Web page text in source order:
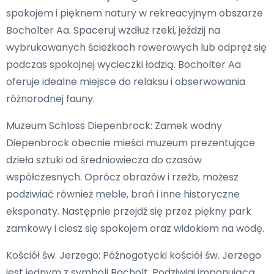
spokojem i pięknem natury w rekreacyjnym obszarze
Bocholter Aa. Spaceruj wzdłuż rzeki, jeździj na
wybrukowanych ścieżkach rowerowych lub odpręż się
podczas spokojnej wycieczki łodzią. Bocholter Aa
oferuje idealne miejsce do relaksu i obserwowania
różnorodnej fauny.
Muzeum Schloss Diepenbrock: Zamek wodny
Diepenbrock obecnie mieści muzeum prezentujące
dzieła sztuki od średniowiecza do czasów
współczesnych. Oprócz obrazów i rzeźb, możesz
podziwiać również meble, broń i inne historyczne
eksponaty. Następnie przejdź się przez piękny park
zamkowy i ciesz się spokojem oraz widokiem na wodę.
Kościół św. Jerzego: Późnogotycki kościół św. Jerzego